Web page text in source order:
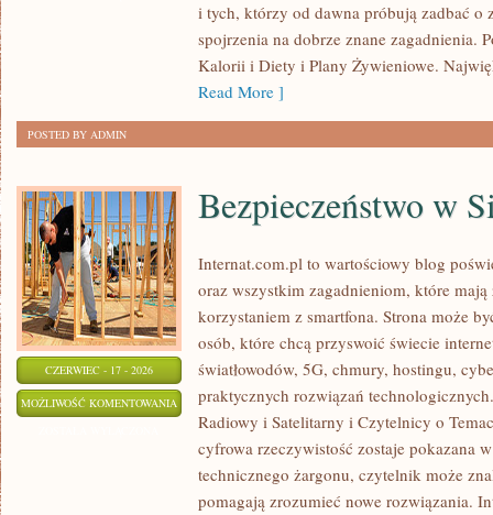
ZDROWE
NAWYKI
i tych, którzy od dawna próbują zadbać o
spojrzenia na dobrze znane zagadnienia.
Kalorii i Diety i Plany Żywieniowe.
Read More ]
POSTED BY ADMIN
CZERWIEC - 17 - 2026
MOŻLIWOŚĆ KOMENTOWANIA BEZPIECZEŃSTWO
SIECI
Bezpieczeństwo w
Internat.com.pl to wartościowy blog
oraz wszystkim zagadnieniom, które
korzystaniem z smartfona. Strona może
osób, które chcą przyswoić świecie
światłowodów, 5G, chmury, hostingu,
praktycznych rozwiązań
Radiowy i Satelitarny i Czytelnicy o
cyfrowa rzeczywistość zostaje pokazana
technicznego żargonu, czytelnik może
pomagają zrozumieć nowe rozwiązania.